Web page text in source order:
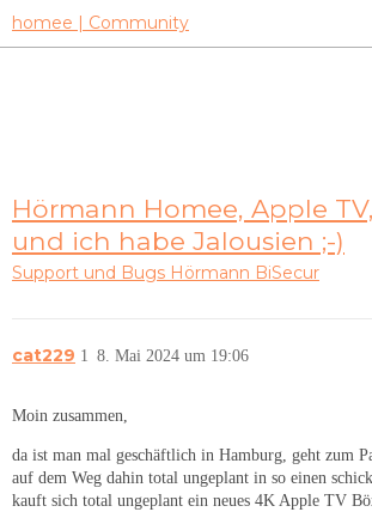
homee | Community
Hörmann Homee, Apple
und ich habe Jalousien ;-)
Support und Bugs Hörmann BiSecur
cat229 8. Mai 2024 um 19:06
1
Moin zusammen,
da ist man mal geschäftlich in Hamburg, geht zum
auf dem Weg dahin total ungeplant in so einen
kauft sich total ungeplant ein neues 4K Apple TV